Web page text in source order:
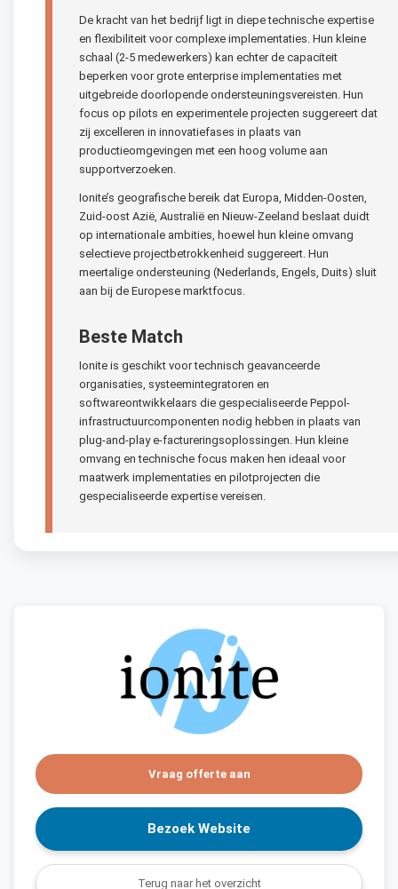
De kracht van het bedrijf ligt in diepe technische expertise
en flexibiliteit voor complexe implementaties. Hun kleine
schaal (2-5 medewerkers) kan echter de capaciteit
beperken voor grote enterprise implementaties met
uitgebreide doorlopende ondersteuningsvereisten. Hun
focus op pilots en experimentele projecten suggereert dat
zij excelleren in innovatiefases in plaats van
productieomgevingen met een hoog volume aan
supportverzoeken.
Ionite’s geografische bereik dat Europa, Midden-Oosten,
Zuid-oost Azië, Australië en Nieuw-Zeeland beslaat duidt
op internationale ambities, hoewel hun kleine omvang
selectieve projectbetrokkenheid suggereert. Hun
meertalige ondersteuning (Nederlands, Engels, Duits) sluit
aan bij de Europese marktfocus.
Beste Match
Ionite is geschikt voor technisch geavanceerde
organisaties, systeemintegratoren en
softwareontwikkelaars die gespecialiseerde Peppol-
infrastructuurcomponenten nodig hebben in plaats van
plug-and-play e-factureringsoplossingen. Hun kleine
omvang en technische focus maken hen ideaal voor
maatwerk implementaties en pilotprojecten die
gespecialiseerde expertise vereisen.
Bezoek Website
Vraag offerte aan
Terug naar het overzicht